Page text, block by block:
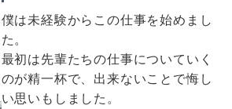
僕は未経験からこの仕事を始めまし
た。
最初は先輩たちの仕事についていく
のが精一杯で、出来ないことで悔し
い思いもしました。